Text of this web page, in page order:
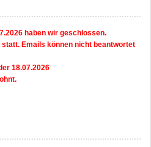
haben wir geschlossen.
statt. Emails können nicht beantwortet
18.07.2026